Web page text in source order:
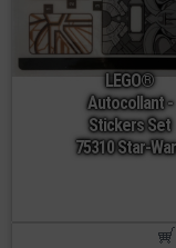
LEGO®
Autocollant -
Stickers Set
75310 Star-